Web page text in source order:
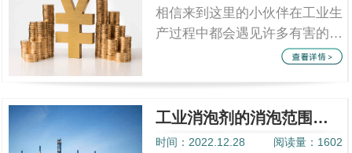
相信来到这里的小伙伴在工业生
产过程中都会遇见许多有害的泡
沫，而为了避免这些泡沫给我们
工业消泡剂的消泡范围之广，你了解多少？
时间：2022.12.28 阅读量：1602